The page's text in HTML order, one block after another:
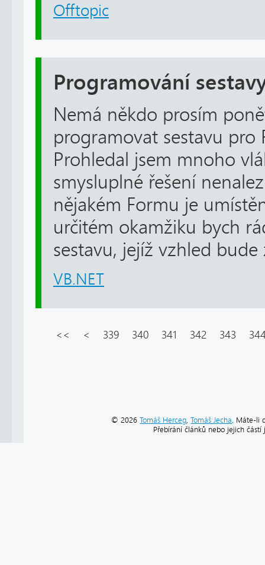
Offtopic
Programování
Nemá někdo prosím
programovat sestavu pro
Prohledal jsem mnoho
smysluplné řešení
nějakém Formu je
určitém okamžiku bych
sestavu, jejíž vzhled
VB.NET
<< < 339 340 341 342 343
© 2026Tomáš Herceg ,Tomáš Jecha . Máte-li
Přebírání článků nebo jejich